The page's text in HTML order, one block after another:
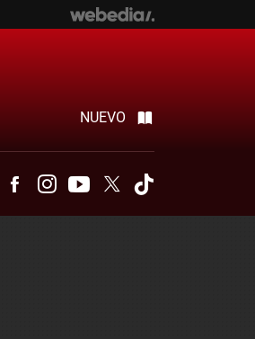
NUEVO
TelegramFacebookInstagramYoutubeTwitter